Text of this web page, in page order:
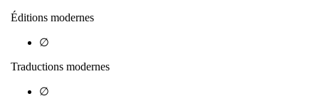
Éditions modernes
∅
Traductions modernes
∅